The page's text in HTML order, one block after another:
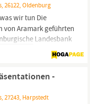
26122, Oldenburg
wir tun Die
von Aramark geführten
Landesbank
frischer Speisen
des
-
27243, Harpstedt